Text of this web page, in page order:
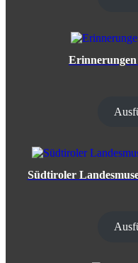
Erinnerungen
Südtiroler